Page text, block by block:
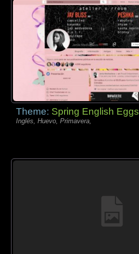
Theme: Spring English Eggs
Inglés, Huevo, Primavera,